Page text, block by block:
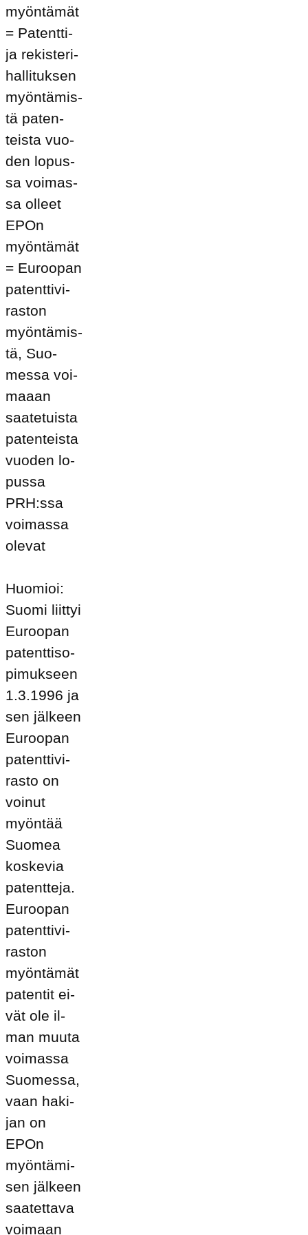
myön­tä­mät
= Pa­tent­ti-
ja re­kis­te­ri­
hal­li­tuk­sen
myön­tä­mis­
tä pa­ten­
teis­ta vuo­
den lo­pus­
sa voi­mas­
sa ol­leet
EPOn
myön­tä­mät
= Eu­roo­pan
pa­tent­ti­vi­
ras­ton
myön­tä­mis­
tä, Suo­
mes­sa voi­
maaan
saa­te­tuis­ta
pa­ten­teis­ta
vuo­den lo­
pus­sa
PRH:ssa
voi­mas­sa
ole­vat
Huo­mioi:
Suo­mi liit­tyi
Eu­roo­pan
pa­tent­ti­so­
pi­muk­seen
1.3.1996 ja
sen jäl­keen
Eu­roo­pan
pa­tent­ti­vi­
ras­to on
voi­nut
myön­tää
Suo­mea
kos­ke­via
pa­tent­te­ja.
Eu­roo­pan
pa­tent­ti­vi­
ras­ton
myön­tä­mät
pa­ten­tit ei­
vät ole il­
man muu­ta
voi­mas­sa
Suo­mes­sa,
vaan ha­ki­
jan on
EPOn
myön­tä­mi­
sen jäl­keen
saa­tet­ta­va
voi­maan